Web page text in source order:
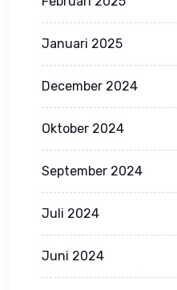
Januari 2025
December 2024
Oktober 2024
September 2024
Juli 2024
Juni 2024